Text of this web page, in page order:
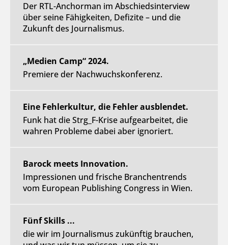
Der RTL-Anchorman im Abschiedsinterview
über seine Fähigkeiten, Defizite – und die
Zukunft des Journalismus.
„Medien Camp“ 2024.
Premiere der Nachwuchskonferenz.
Eine Fehlerkultur, die Fehler ausblendet.
Funk hat die Strg_F-Krise aufgearbeitet, die
wahren Probleme dabei aber ignoriert.
Barock meets Innovation.
Impressionen und frische Branchentrends
vom European Publishing Congress in Wien.
Fünf Skills ...
die wir im Journalismus zukünftig brauchen,